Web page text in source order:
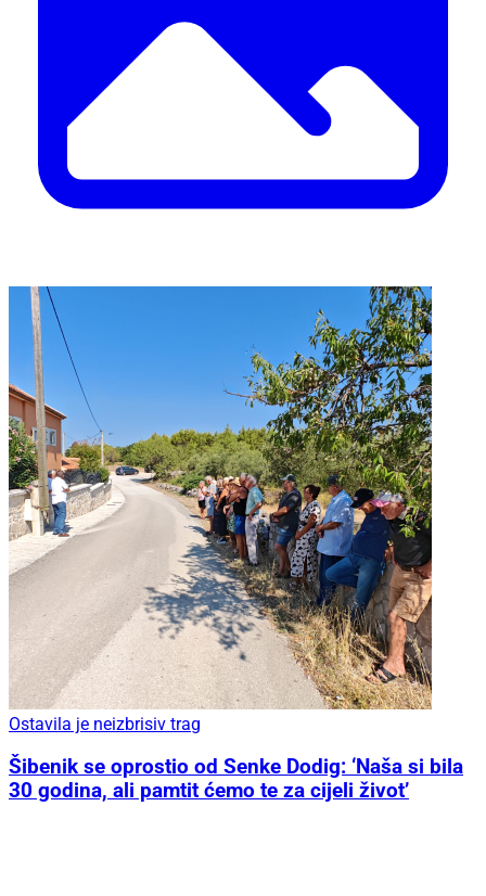
Ostavila je neizbrisiv trag
Šibenik se oprostio od Senke Dodig: ‘Naša si bila
30 godina, ali pamtit ćemo te za cijeli život’